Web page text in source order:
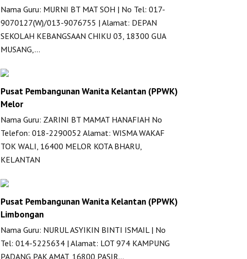
Nama Guru: MURNI BT MAT SOH | No Tel: 017-
9070127(W)/013-9076755 | Alamat: DEPAN
SEKOLAH KEBANGSAAN CHIKU 03, 18300 GUA
MUSANG,…
Pusat Pembangunan Wanita Kelantan (PPWK)
Melor
Nama Guru: ZARINI BT MAMAT HANAFIAH No
Telefon: 018-2290052 Alamat: WISMA WAKAF
TOK WALI, 16400 MELOR KOTA BHARU,
KELANTAN
Pusat Pembangunan Wanita Kelantan (PPWK)
Limbongan
Nama Guru: NURUL ASYIKIN BINTI ISMAIL | No
Tel: 014-5225634 | Alamat: LOT 974 KAMPUNG
PADANG PAK AMAT, 16800 PASIR…